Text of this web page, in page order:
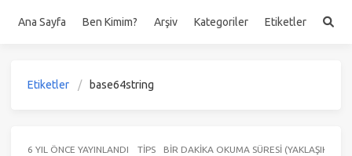
Ana Sayfa Ben Kimim? Arşiv Kategoriler Etiketler
Etiketler base64string
6 YIL ÖNCE YAYINLANDI TIPS BIR DAKIKA OKUMA SÜRESI (YAKLAŞIK 192